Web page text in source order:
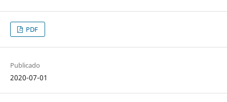
PDF
Publicado
2020-07-01